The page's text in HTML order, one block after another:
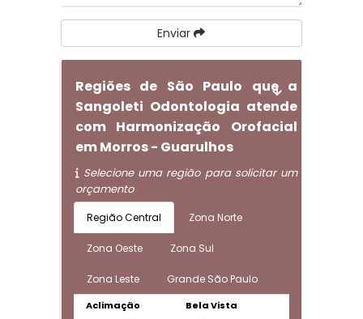
Enviar
Regiões de São Paulo que a
Sangoleti Odontologia atende
com Harmonização Orofacial
em Morros - Guarulhos
Selecione uma região para solicitar um
orçamento
Região Central Zona Norte
Zona Oeste Zona Sul
Zona Leste Grande São Paulo
Aclimação
Bela Vista